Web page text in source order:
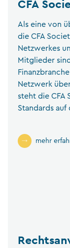
CFA
Als eine von
die CFA
Netzwerkes
Mitglieder
Netzwerk
steht die CFA
Standards auf
mehr